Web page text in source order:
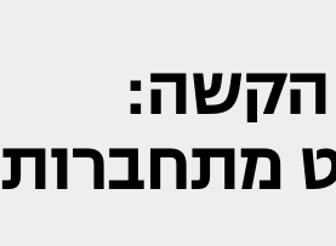
הקשה:
מתחברות